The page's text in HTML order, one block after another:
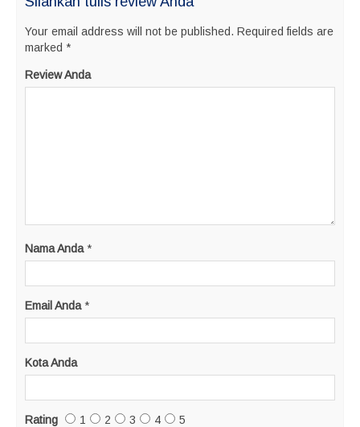
Your email address will not be published. Required fields are
marked *
Review Anda
Nama Anda *
Email Anda *
Kota Anda
Rating 1 2 3 4 5